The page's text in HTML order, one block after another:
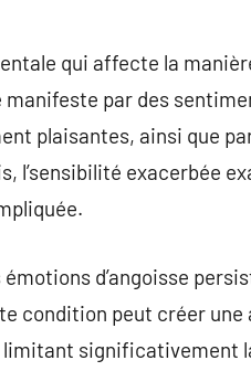
qui affecte la
par des
plaisantes, ainsi que
l’sensibilité exacerbée
d’angoisse
condition peut créer une
significativement